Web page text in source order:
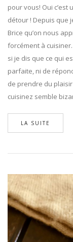
pour vous! Oui
détour ! Depuis que
Brice qu’on nous
forcément à
si je dis que ce qui
parfaite, ni de
de prendre du
cuisinez semble
LA SUITE